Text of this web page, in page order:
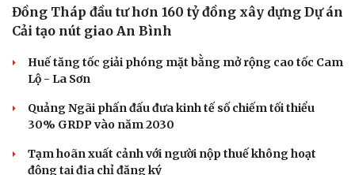
Đồng Tháp đầu tư hơn 160 tỷ đồng xây dựng Dự án
Cải tạo nút giao An Bình
Huế tăng tốc giải phóng mặt bằng mở rộng cao tốc Cam
Lộ - La Sơn
Quảng Ngãi phấn đấu đưa kinh tế số chiếm tối thiểu
30% GRDP vào năm 2030
Tạm hoãn xuất cảnh với người nộp thuế không hoạt
động tại địa chỉ đăng ký